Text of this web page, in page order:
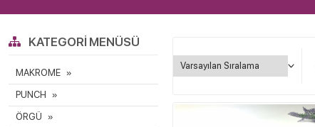
KATEGORI MENÜSÜ
MAKROME
PUNCH
ÖRGÜ